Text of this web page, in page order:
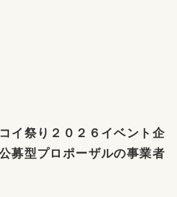
イ祭り２０２６イベント企
募型プロポーザルの事業者